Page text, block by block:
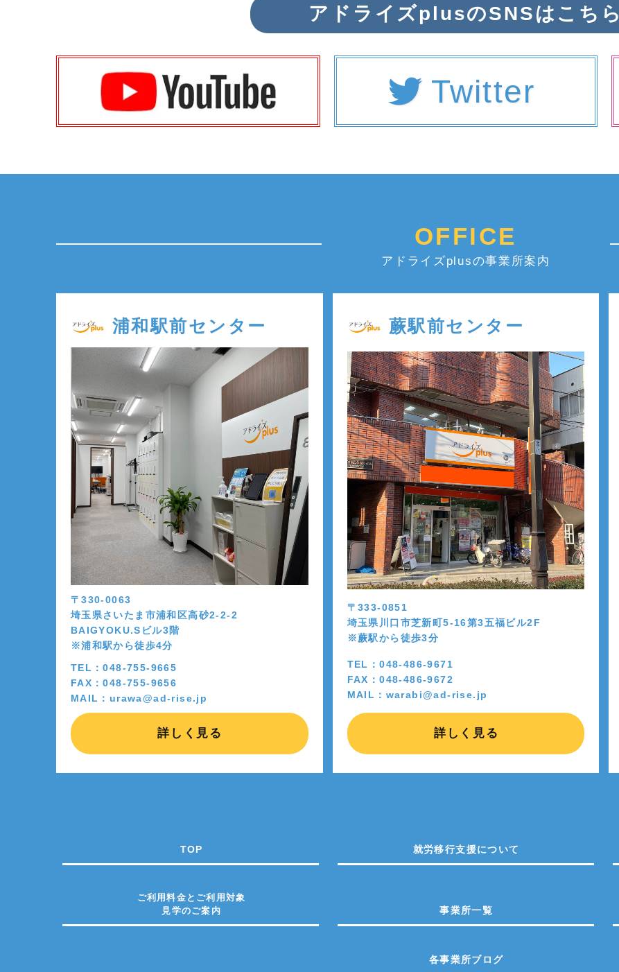
アドライズplusのSNSはこちら
Twitter
OFFICE
アドライズplusの事業所案内
浦和駅前センター
〒330-0063
埼玉県さいたま市浦和区高砂2-2-2
BAIGYOKU.Sビル3階
※浦和駅から徒歩4分
TEL：048-755-9665
FAX：048-755-9656
MAIL：urawa@ad-rise.jp
詳しく見る
蕨駅前センター
〒333-0851
埼玉県川口市芝新町5-16第3五福ビル2F
※蕨駅から徒歩3分
TEL：048-486-9671
FAX：048-486-9672
MAIL：warabi@ad-rise.jp
詳しく見る
TOP 就労移行支援について
ご利用料金とご利用対象
見学のご案内
事業所一覧
各事業所ブログ